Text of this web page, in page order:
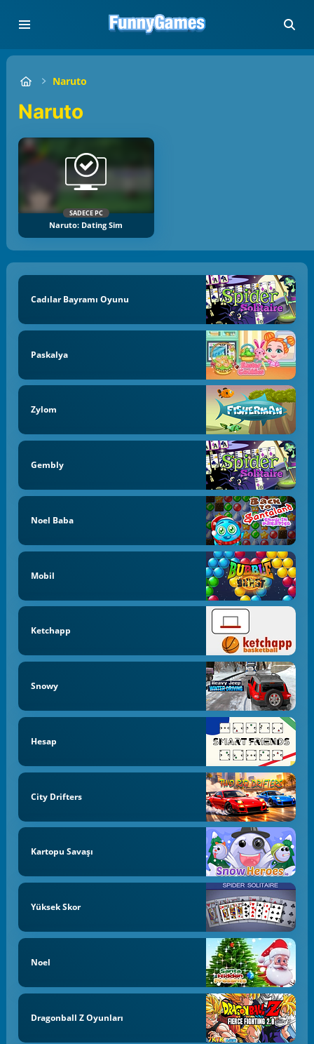
Naruto
Naruto
SADECE PC
Naruto: Dating Sim
Cadılar Bayramı Oyunu
Paskalya
Zylom
Gembly
Noel Baba
Mobil
Ketchapp
Snowy
Hesap
City Drifters
Kartopu Savaşı
Yüksek Skor
Noel
Dragonball Z Oyunları